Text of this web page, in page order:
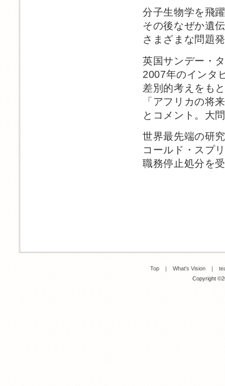
分子生物学を飛
その後なぜか遺
さまざまな問題
英国サンデー・
2007年のインタ
差別的考えをも
「アフリカの将
とコメント。大
世界最先端の研
コールド・スプ
職務停止処分を
Top ｜ What's Vision ｜
Copyright